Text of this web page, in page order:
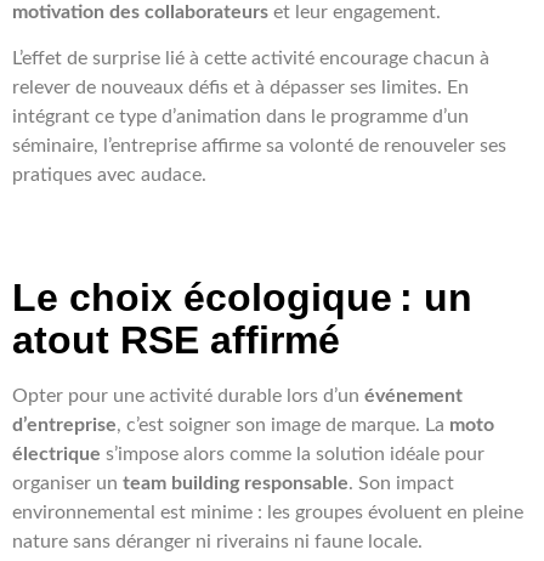
motivation des collaborateurs et leur engagement.
L’effet de surprise lié à cette activité encourage chacun à
relever de nouveaux défis et à dépasser ses limites. En
intégrant ce type d’animation dans le programme d’un
séminaire, l’entreprise affirme sa volonté de renouveler ses
pratiques avec audace.
Le choix écologique : un
atout RSE affirmé
Opter pour une activité durable lors d’un événement
d’entreprise, c’est soigner son image de marque. La moto
électrique s’impose alors comme la solution idéale pour
organiser un team building responsable. Son impact
environnemental est minime : les groupes évoluent en pleine
nature sans déranger ni riverains ni faune locale.